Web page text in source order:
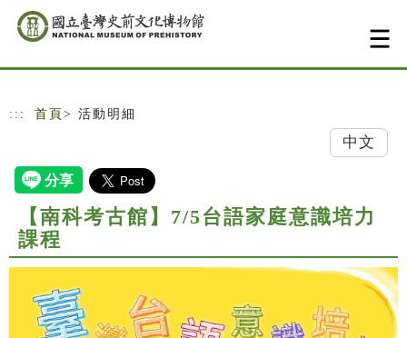
跳到主要內容
網站導覽
::: 首頁 > 活動明細
中文
【南科考古館】7/5台語家庭意識培力
課程